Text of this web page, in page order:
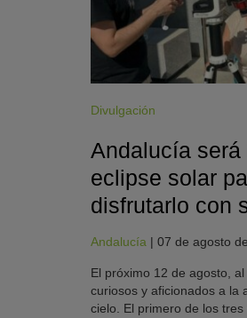
Divulgación
Andalucía será
eclipse solar
disfrutarlo con
Andalucía | 07 de agosto
El próximo 12 de agosto,
curiosos y aficionados a la
cielo. El primero de los